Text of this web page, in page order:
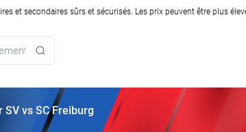
et secondaires sûrs et sécurisés. Les prix peuvent être plus
vs SC Freiburg